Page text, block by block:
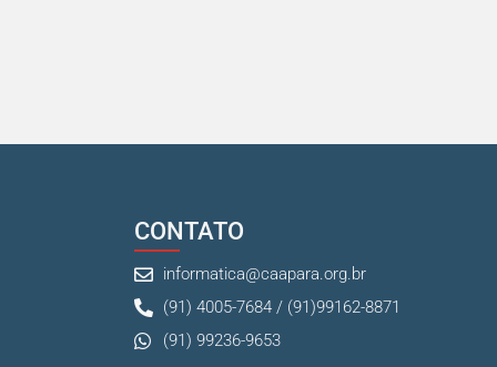
CONTATO
informatica@caapara.org.br
(91) 4005-7684 / (91)99162-8871
(91) 99236-9653